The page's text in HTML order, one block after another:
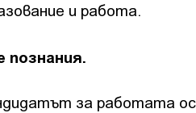
и работа.
за работата